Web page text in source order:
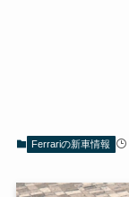
Ferrariの新車情報